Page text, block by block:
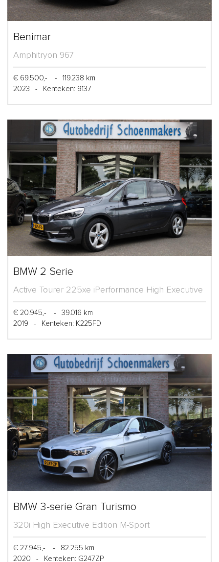
Benimar
Amphitryon 967
€ 69.500,- -
119.238 km
2023
- Kenteken: 9137
BMW 2 Serie
Active Tourer 225xe iPerformance High Executive
€ 20.945,- -
39.016 km
2019
- Kenteken: K225FD
BMW 3-serie Gran Turismo
320i High Executive Edition M-Sport
€ 27.945,- -
82.255 km
2020
- Kenteken: G247ZP